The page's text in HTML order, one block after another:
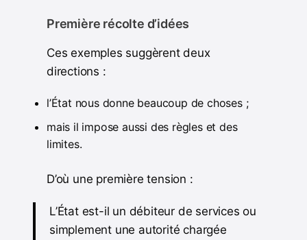
Première récolte d’idées
Ces exemples suggèrent deux
directions :
l’État nous donne beaucoup de choses ;
mais il impose aussi des règles et des
limites.
D’où une première tension :
L’État est-il un débiteur de services ou
simplement une autorité chargée